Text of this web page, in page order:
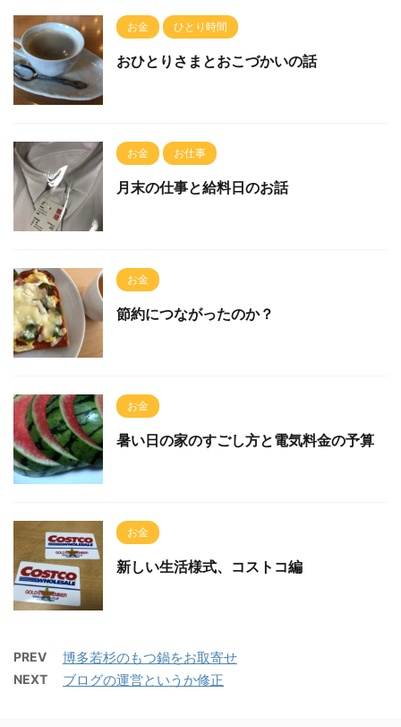
お金 ひとり時間
おひとりさまとおこづかいの話
お金 お仕事
月末の仕事と給料日のお話
お金
節約につながったのか？
お金
暑い日の家のすごし方と電気料金の予算
お金
新しい生活様式、コストコ編
PREV 博多若杉のもつ鍋をお取寄せ
NEXT ブログの運営というか修正